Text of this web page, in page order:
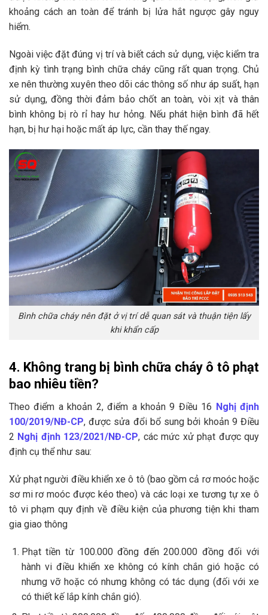
khoảng cách an toàn để tránh bị lửa hắt ngược gây nguy
hiểm.
Ngoài việc đặt đúng vị trí và biết cách sử dụng, việc kiểm tra
định kỳ tình trạng bình chữa cháy cũng rất quan trọng. Chủ
xe nên thường xuyên theo dõi các thông số như áp suất, hạn
sử dụng, đồng thời đảm bảo chốt an toàn, vòi xịt và thân
bình không bị rò rỉ hay hư hỏng. Nếu phát hiện bình đã hết
hạn, bị hư hại hoặc mất áp lực, cần thay thế ngay.
Bình chữa cháy nên đặt ở vị trí dễ quan sát và thuận tiện lấy
khi khẩn cấp
4. Không trang bị bình chữa cháy ô tô phạt
bao nhiêu tiền?
Theo điểm a khoản 2, điểm a khoản 9 Điều 16 Nghị định
100/2019/NĐ-CP, được sửa đổi bổ sung bởi khoản 9 Điều
2 Nghị định 123/2021/NĐ-CP, các mức xử phạt được quy
định cụ thể như sau:
Xử phạt người điều khiển xe ô tô (bao gồm cả rơ moóc hoặc
sơ mi rơ moóc được kéo theo) và các loại xe tương tự xe ô
tô vi phạm quy định về điều kiện của phương tiện khi tham
gia giao thông
Phạt tiền từ 100.000 đồng đến 200.000 đồng đối với
hành vi điều khiển xe không có kính chắn gió hoặc có
nhưng vỡ hoặc có nhưng không có tác dụng (đối với xe
có thiết kế lắp kính chắn gió).